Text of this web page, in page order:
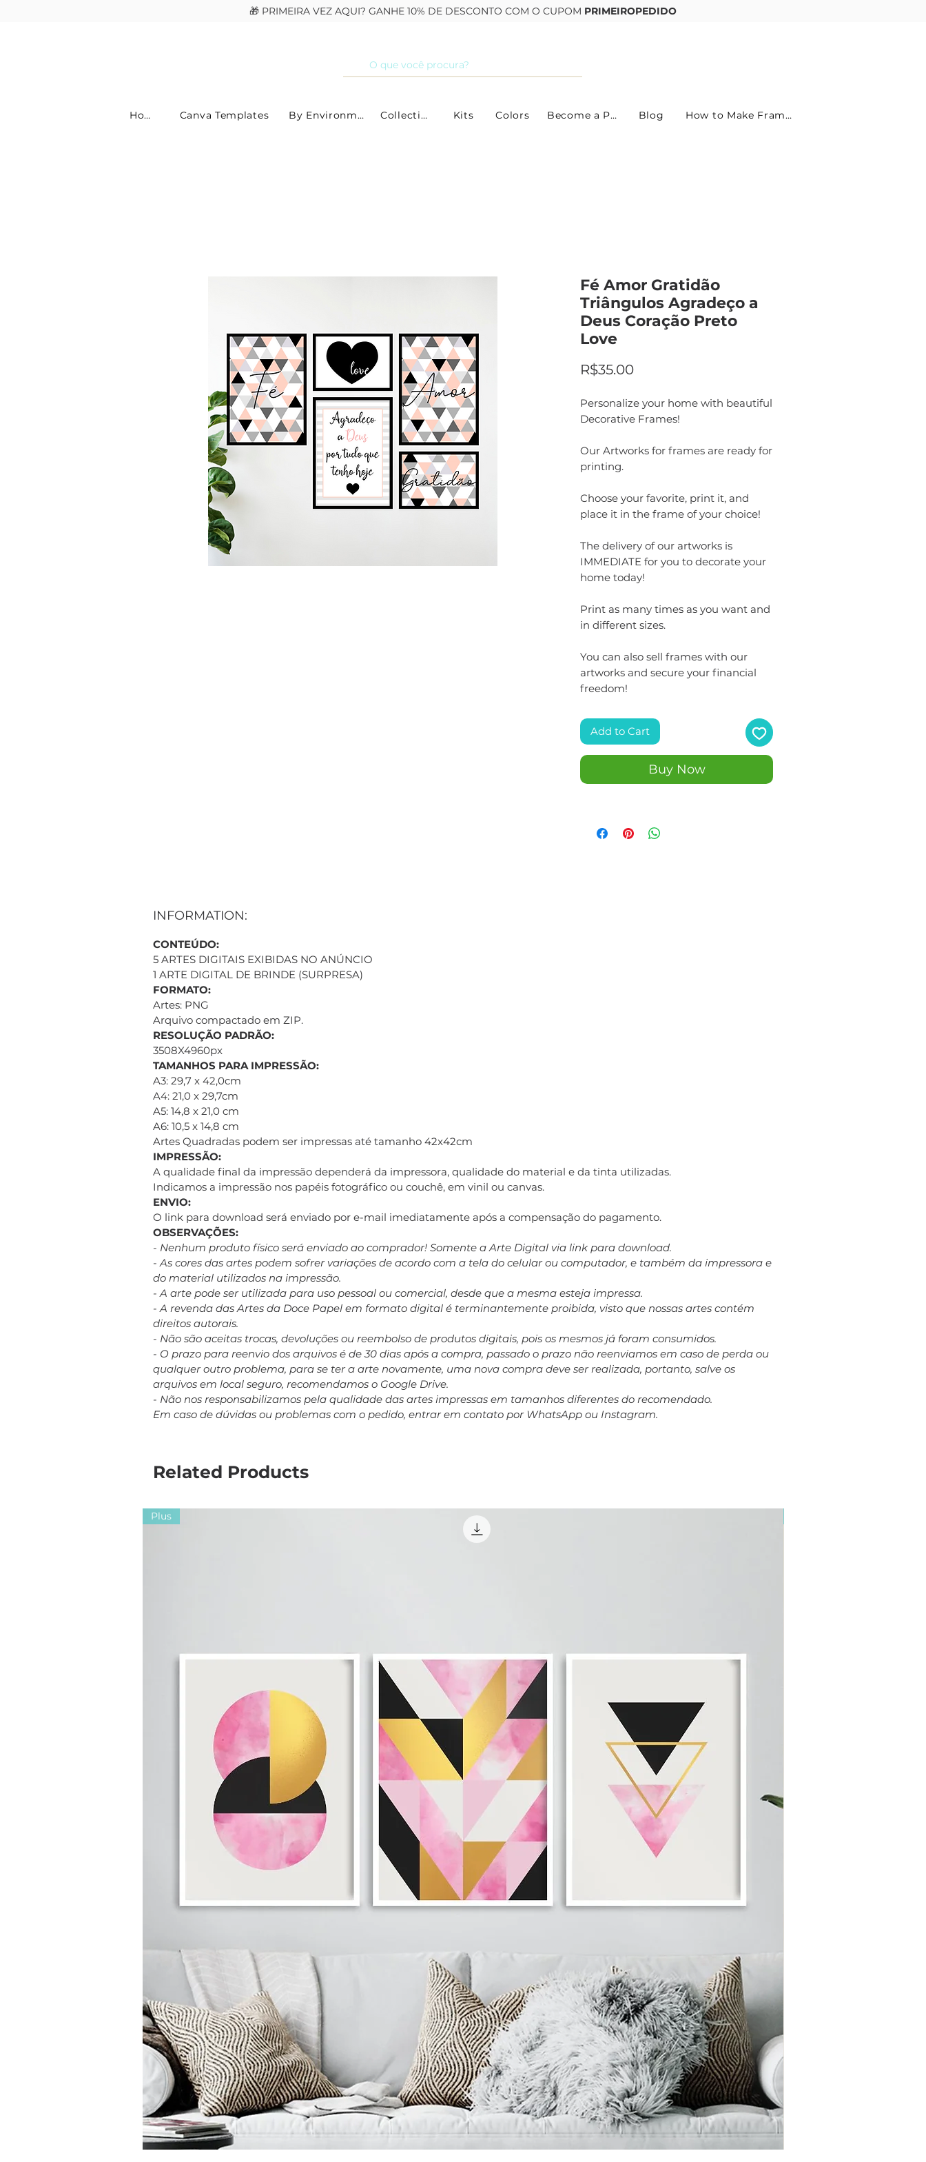
🎁 PRIMEIRA VEZ AQUI? GANHE 10% DE DESCONTO COM O CUPOM PRIMEIROPEDIDO
Home Canva Templates By Environment Collections Kits Colors Become a Partner Blog How to Make Frames
Fé Amor Gratidão
Triângulos Agradeço a
Deus Coração Preto
Love
R$35.00Price
Personalize your home with beautiful
Decorative Frames!
Our Artworks for frames are ready for
printing.
Choose your favorite, print it, and
place it in the frame of your choice!
The delivery of our artworks is
IMMEDIATE for you to decorate your
home today!
Print as many times as you want and
in different sizes.
You can also sell frames with our
artworks and secure your financial
freedom!
Add to Cart
Buy Now
INFORMATION:
CONTEÚDO:
5 ARTES DIGITAIS EXIBIDAS NO ANÚNCIO
1 ARTE DIGITAL DE BRINDE (SURPRESA)
FORMATO:
Artes: PNG
Arquivo compactado em ZIP.
RESOLUÇÃO PADRÃO:
3508X4960px
TAMANHOS PARA IMPRESSÃO:
A3: 29,7 x 42,0cm
A4: 21,0 x 29,7cm
A5: 14,8 x 21,0 cm
A6: 10,5 x 14,8 cm
Artes Quadradas podem ser impressas até tamanho 42x42cm
IMPRESSÃO:
A qualidade final da impressão dependerá da impressora, qualidade do material e da tinta utilizadas.
Indicamos a impressão nos papéis fotográfico ou couchê, em vinil ou canvas.
ENVIO:
O link para download será enviado por e-mail imediatamente após a compensação do pagamento.
OBSERVAÇÕES:
- Nenhum produto físico será enviado ao comprador! Somente a Arte Digital via link para download.
- As cores das artes podem sofrer variações de acordo com a tela do celular ou computador, e também da impressora e
do material utilizados na impressão.
- A arte pode ser utilizada para uso pessoal ou comercial, desde que a mesma esteja impressa.
- A revenda das Artes da Doce Papel em formato digital é terminantemente proibida, visto que nossas artes contém
direitos autorais.
- Não são aceitas trocas, devoluções ou reembolso de produtos digitais, pois os mesmos já foram consumidos.
- O prazo para reenvio dos arquivos é de 30 dias após a compra, passado o prazo não reenviamos em caso de perda ou
qualquer outro problema, para se ter a arte novamente, uma nova compra deve ser realizada, portanto, salve os
arquivos em local seguro, recomendamos o Google Drive.
- Não nos responsabilizamos pela qualidade das artes impressas em tamanhos diferentes do recomendado.
Em caso de dúvidas ou problemas com o pedido, entrar em contato por WhatsApp ou Instagram.
Related Products
Plus